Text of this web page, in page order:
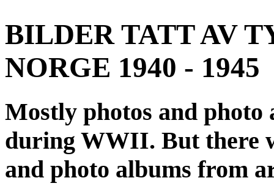
BILDER TATT AV
NORGE 1940 - 1945
Mostly photos and
during WWII. But there
and photo albums from